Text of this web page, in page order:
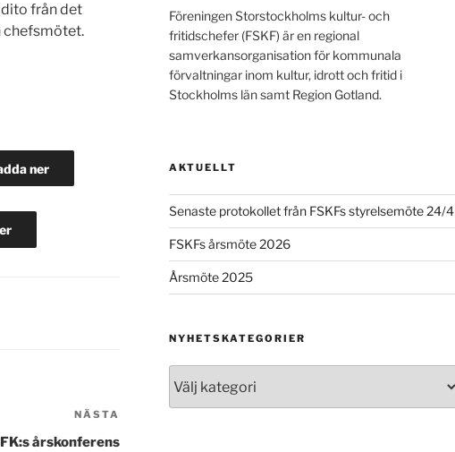
från det
chefsmötet.
ner
inlägg
NÄSTA
årskonferens
Föreningen Storstockholms kultur- och
fritidschefer (FSKF) är en regional
samverkansorganisation för kommunala
förvaltningar inom kultur, idrott och fritid i
Stockholms län samt Region Gotland.
AKTUELLT
Senaste protokollet från FSKFs styrelsemöte 24/4
FSKFs årsmöte 2026
Årsmöte 2025
NYHETSKATEGORIER